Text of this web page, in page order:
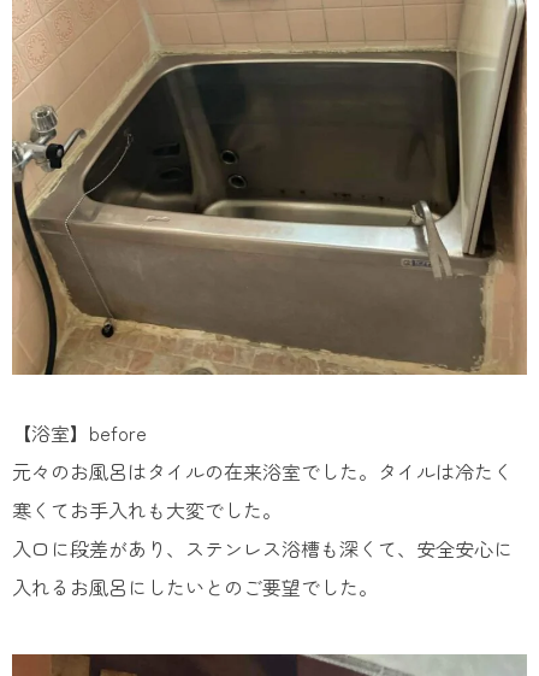
【浴室】before
元々のお風呂はタイルの在来浴室でした。タイルは冷たく
寒くてお手入れも大変でした。
入口に段差があり、ステンレス浴槽も深くて、安全安心に
入れるお風呂にしたいとのご要望でした。